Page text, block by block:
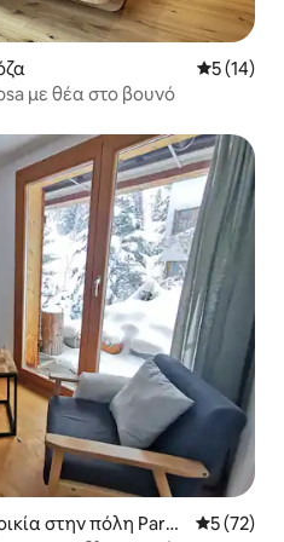
Μέση
5 (14)
με θέα στο βουνό
στην πόλη Parpa
Μέση
5 (72)